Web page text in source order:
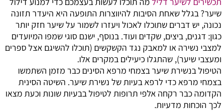
שיער? בגלל שאחת הסיבות להיווצרות התופעה היא היעדר תזונה
נכונה, יש דברים שתוכלו לאכול ויעזרו לשמור על שיער חזק יותר
כגון: דגנים, ביצים, שקדים ועוד. בנוסף, ישנם סוגי שמפו המיועדים
למצבי נשירה או למאבק נגד הקשקשים (תוכלו להשיגם אצל ספרים
ומעצבי שיער), שהתגלו כיעילים במקרים אלו.
הטיפול בנשירת שיער בצמחי מרפא הסינים כבר מזמן השתמשו
בצמחי מרפא כדי לרפא בעיות של נשירת שיער. השיטה הסינית
הקדומה כבר רקחה אלפי תרופות לטיפול בבעיות שונות וכעת מצאו
לכך הוכחות מדעיות.